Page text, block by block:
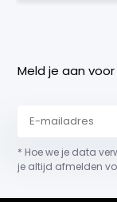
Meld je aan
* Hoe we je data
je altijd afmelden